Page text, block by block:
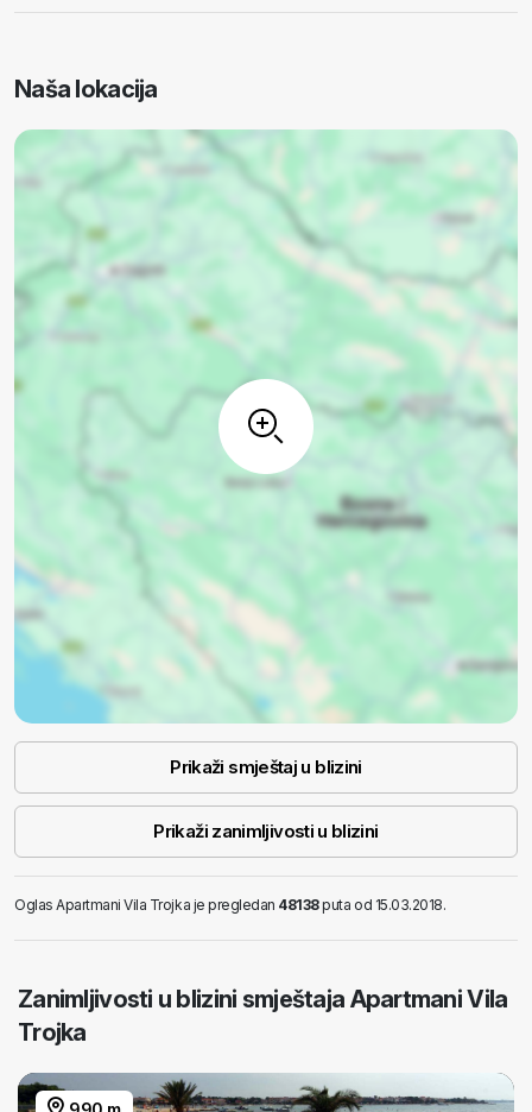
Naša lokacija
Prikaži smještaj u blizini
Prikaži zanimljivosti u blizini
Oglas Apartmani Vila Trojka je pregledan 48138puta od 15.03.2018.
Zanimljivosti u blizini smještaja Apartmani Vila
Trojka